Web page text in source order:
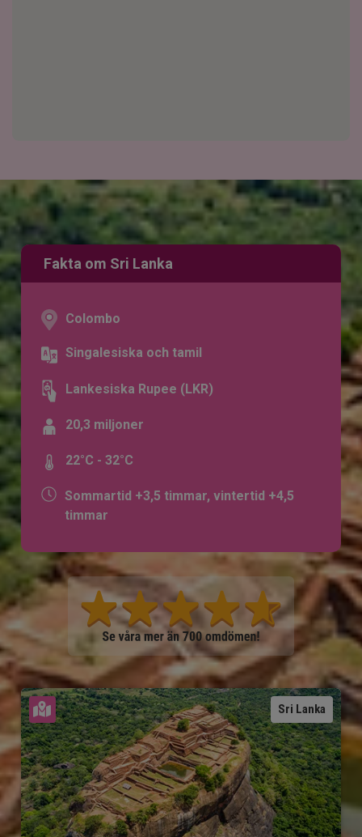
Fakta om Sri Lanka
Colombo
Singalesiska och tamil
Lankesiska Rupee (LKR)
20,3 miljoner
22°C - 32°C
Sommartid +3,5 timmar, vintertid +4,5
timmar
Sri Lanka
Se karta